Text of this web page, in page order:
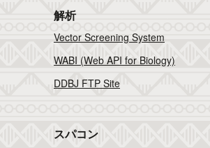
解析
Vector Screening System
WABI (Web API for Biology)
DDBJ FTP Site
スパコン